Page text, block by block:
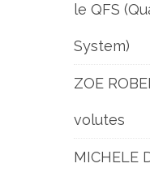
le QFS
System)
ZOE
volutes
MICHELE